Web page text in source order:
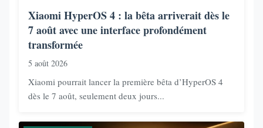
Xiaomi HyperOS 4 : la bêta arriverait dès le
7 août avec une interface profondément
transformée
5 août 2026
Xiaomi pourrait lancer la première bêta d’HyperOS 4
dès le 7 août, seulement deux jours...